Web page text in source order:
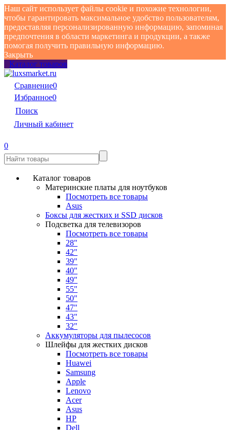
Наш сайт использует файлы cookie и похожие технологии,
чтобы гарантировать максимальное удобство пользователям,
предоставляя персонализированную информацию, запоминая
предпочтения в области маркетинга и продукции, а также
помогая получить правильную информацию.
Закрыть
Каталог товаров
Сравнение0
Избранное0
Поиск
Личный кабинет
0
Каталог товаров
Материнские платы для ноутбуков
Посмотреть все товары
Asus
Боксы для жестких и SSD дисков
Подсветка для телевизоров
Посмотреть все товары
28"
42"
39"
40"
49"
55"
50"
47"
43"
32"
Аккумуляторы для пылесосов
Шлейфы для жестких дисков
Посмотреть все товары
Huawei
Samsung
Apple
Lenovo
Acer
Asus
HP
Dell